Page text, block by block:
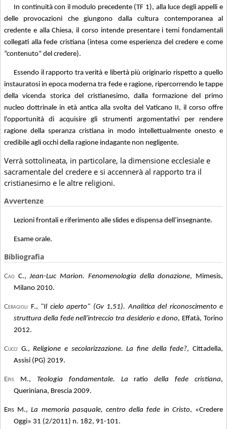
In continuità con il modulo precedente (TF 1), alla luce degli appelli e
delle provocazioni che giungono dalla cultura contemporanea al
credente e alla Chiesa, il corso intende presentare i temi fondamentali
collegati alla fede cristiana (intesa come esperienza del credere e come
“contenuto” del credere).
Essendo il rapporto tra verità e libertà più originario rispetto a quello
instauratosi in epoca moderna tra fede e ragione, ripercorrendo le tappe
della vicenda storica del cristianesimo, dalla formazione del primo
nucleo dottrinale in età antica alla svolta del Vaticano II, il corso offre
l'opportunità di acquisire gli strumenti argomentativi per rendere
ragione della speranza cristiana in modo intellettualmente onesto e
credibile agli occhi della ragione indagante non negligente.
Verrà sottolineata, in particolare, la dimensione ecclesiale e
sacramentale del credere e si accennerà al rapporto tra il
cristianesimo e le altre religioni.
Avvertenze
Lezioni frontali e riferimento alle slides e dispensa dell’insegnante.
Esame orale.
Bibliografia
Cao C.,Jean-Luc Marion. Fenomenologia della donazione, Mimesis,
Milano 2010.
Ceragioli F., "Il cielo aperto" (Gv 1,51). Analitica del riconoscimento e
struttura della fede nell'intreccio tra desiderio e dono, Effatà, Torino
2012.
Cucci G.,Religione e secolarizzazione. La fine della fede?, Cittadella,
Assisi (PG) 2019.
Epis M., Teologia fondamentale. La ratiodella fede cristiana,
Queriniana, Brescia 2009.
Epis M.,La memoria pasquale, centro della fede in Cristo, «Credere
Oggi» 31 (2/2011) n. 182, 91-101.